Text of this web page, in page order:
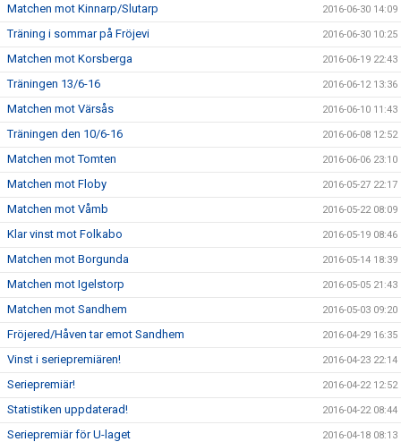
Matchen mot Kinnarp/Slutarp 2016-06-30 14:09
Träning i sommar på Fröjevi 2016-06-30 10:25
Matchen mot Korsberga 2016-06-19 22:43
Träningen 13/6-16 2016-06-12 13:36
Matchen mot Värsås 2016-06-10 11:43
Träningen den 10/6-16 2016-06-08 12:52
Matchen mot Tomten 2016-06-06 23:10
Matchen mot Floby 2016-05-27 22:17
Matchen mot Våmb 2016-05-22 08:09
Klar vinst mot Folkabo 2016-05-19 08:46
Matchen mot Borgunda 2016-05-14 18:39
Matchen mot Igelstorp 2016-05-05 21:43
Matchen mot Sandhem 2016-05-03 09:20
Fröjered/Håven tar emot Sandhem 2016-04-29 16:35
Vinst i seriepremiären! 2016-04-23 22:14
Seriepremiär! 2016-04-22 12:52
Statistiken uppdaterad! 2016-04-22 08:44
Seriepremiär för U-laget 2016-04-18 08:13